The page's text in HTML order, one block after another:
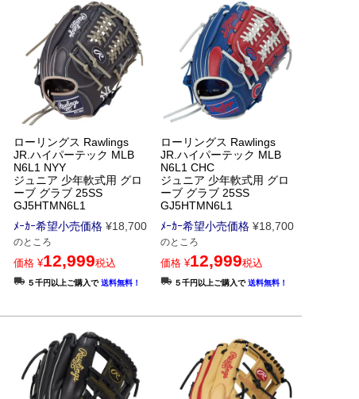
ローリングス Rawlings
JR.ハイパーテック MLB
N6L1 NYY
ジュニア 少年軟式用 グロ
ーブ グラブ 25SS
GJ5HTMN6L1
ﾒｰｶｰ希望小売価格 ¥18,700
のところ
価格 ¥12,999税込
５千円以上ご購入で送料無料！
ローリングス Rawlings
JR.ハイパーテック MLB
N6L1 CHC
ジュニア 少年軟式用 グロ
ーブ グラブ 25SS
GJ5HTMN6L1
ﾒｰｶｰ希望小売価格 ¥18,700
のところ
価格 ¥12,999税込
５千円以上ご購入で送料無料！